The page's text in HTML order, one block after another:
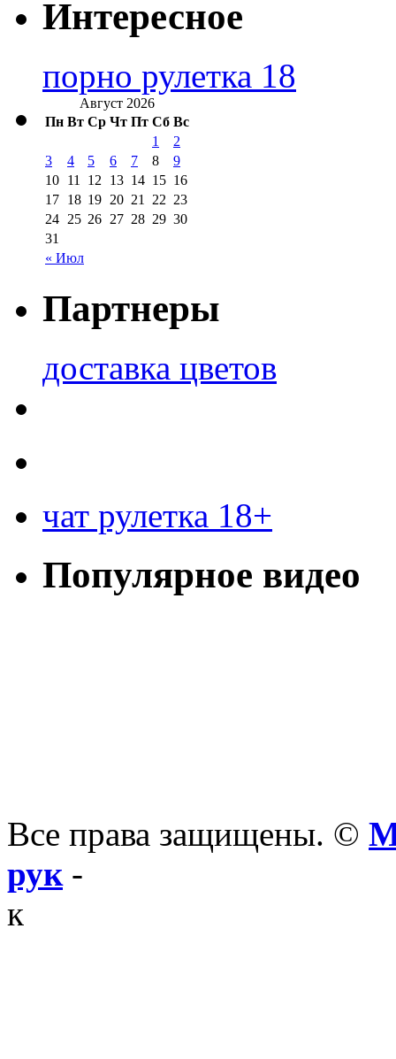
Интересное
порно рулетка 18
Август 2026
Пн Вт Ср Чт Пт Сб Вс
« Июл
1
2
3
4 5 6 7 8
9
10 11 12 13 14 15 16
17 18 19 20 21 22 23
24 25 26 27 28 29 30
31
Партнеры
доставка цветов
чат рулетка 18+
Популярное видео
Все права защищены. ©
рук-
к